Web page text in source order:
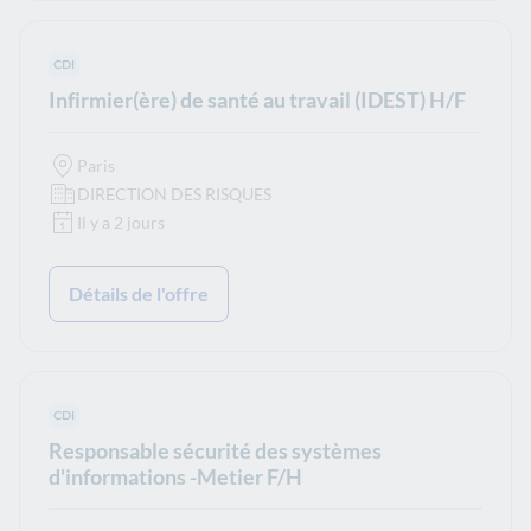
Type de contrat :
CDI
Infirmier(ère) de santé au travail (IDEST) H/F
Paris
DIRECTION DES RISQUES
Il y a 2 jours
Détails de l'offre
Type de contrat :
CDI
Responsable sécurité des systèmes
d'informations -Metier F/H